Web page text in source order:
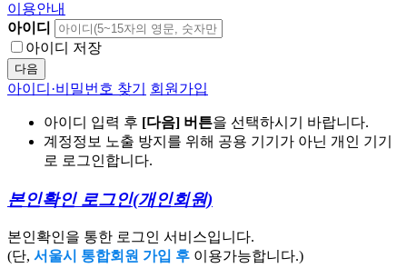
이용안내
아이디
아이디 저장
다음
아이디·비밀번호 찾기 회원가입
아이디 입력 후 [다음] 버튼을 선택하시기 바랍니다.
계정정보 노출 방지를 위해 공용 기기가 아닌 개인 기기
로 로그인합니다.
본인확인 로그인(개인회원)
본인확인을 통한 로그인 서비스입니다.
(단, 서울시 통합회원 가입 후 이용가능합니다.)